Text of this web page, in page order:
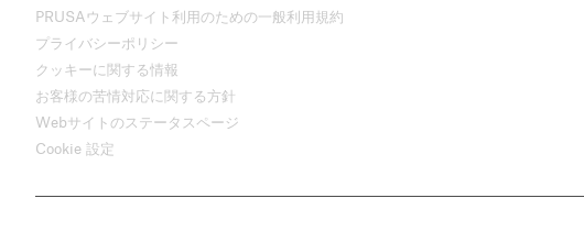
PRUSAウェブサイト利用のための一般利用規約
プライバシーポリシー
クッキーに関する情報
お客様の苦情対応に関する方針
Webサイトのステータスページ
Cookie 設定